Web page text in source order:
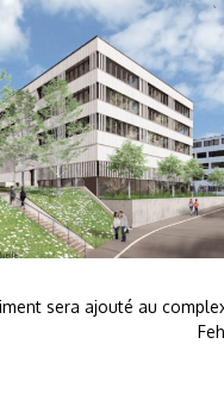
sera ajouté au